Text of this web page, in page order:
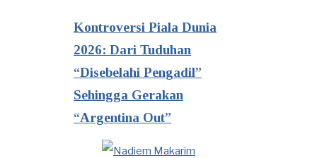
Kontroversi Piala Dunia
2026: Dari Tuduhan
“Disebelahi Pengadil”
Sehingga Gerakan
“Argentina Out”